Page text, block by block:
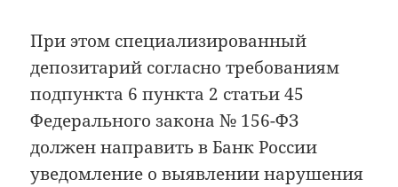
При этом специализированный
депозитарий согласно требованиям
подпункта 6 пункта 2 статьи 45
Федерального закона № 156-ФЗ
должен направить в Банк России
уведомление о выявлении нарушения